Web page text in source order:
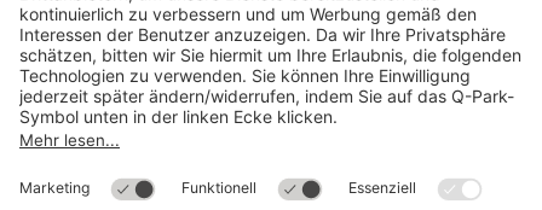
©
Q-ParkDeutschland (2018)